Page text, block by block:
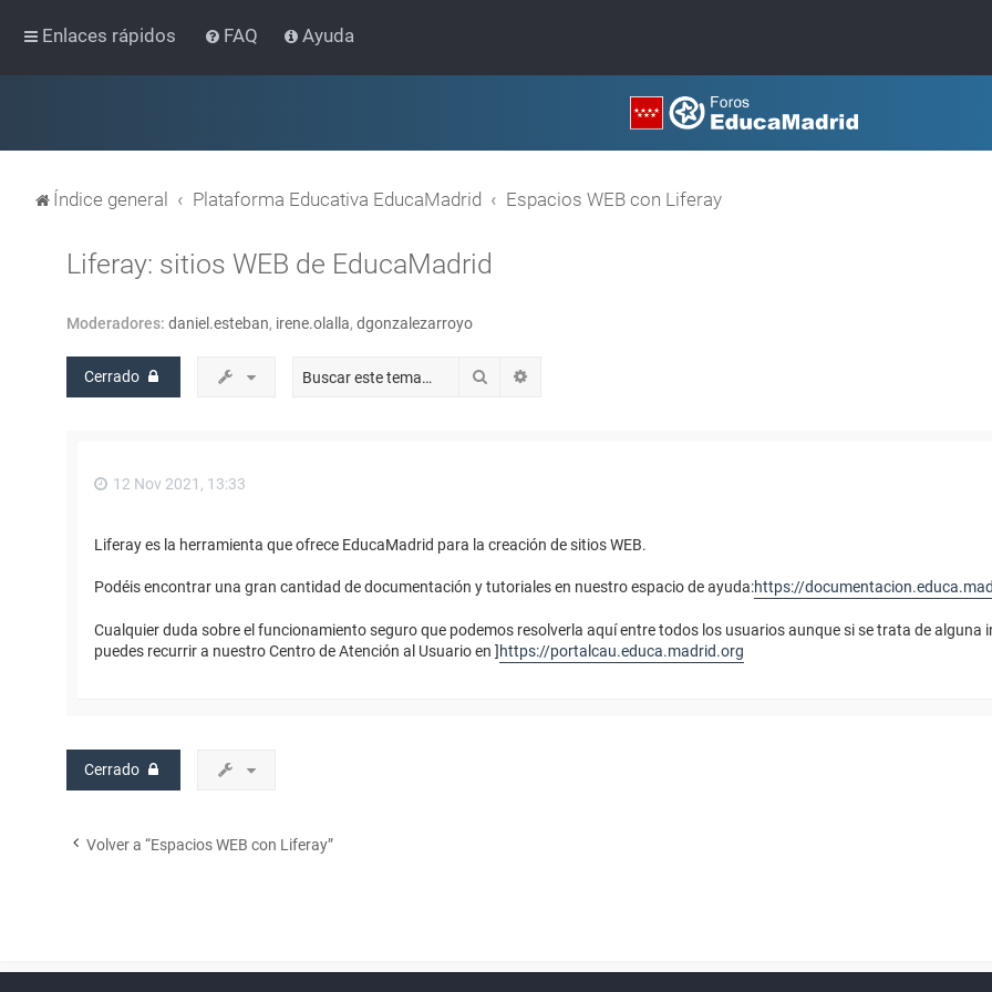
Enlaces rápidos FAQ Ayuda
Índice general Plataforma Educativa EducaMadrid Espacios WEB con Liferay
Liferay: sitios WEB de EducaMadrid
Moderadores: daniel.esteban, irene.olalla, dgonzalezarroyo
Cerrado Buscar
12 Nov 2021, 13:33
Liferay es la herramienta que ofrece EducaMadrid para la creación de sitios WEB.
Podéis encontrar una gran cantidad de documentación y tutoriales en nuestro espacio de ayuda:https://
Cualquier duda sobre el funcionamiento seguro que podemos resolverla aquí entre todos los usuarios aunque si se trata de alguna
puedes recurrir a nuestro Centro de Atención al Usuario en ] https://portalcau.educa.madrid.org
Cerrado
Volver a “Espacios WEB con Liferay”